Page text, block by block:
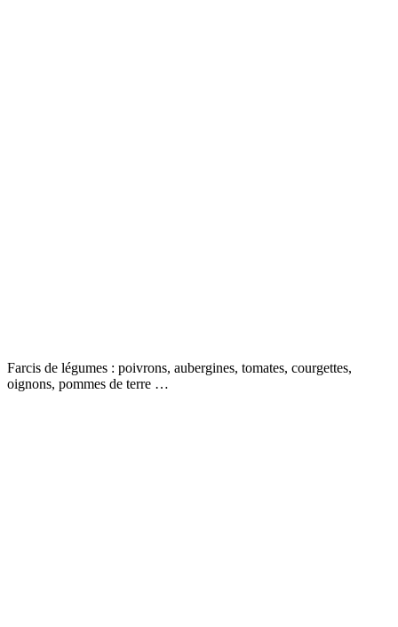
Farcis de légumes : poivrons, aubergines, tomates, courgettes,
oignons, pommes de terre …